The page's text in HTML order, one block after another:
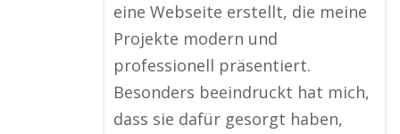
eine Webseite erstellt, die meine
Projekte modern und
professionell präsentiert.
Besonders beeindruckt hat mich,
dass sie dafür gesorgt haben,